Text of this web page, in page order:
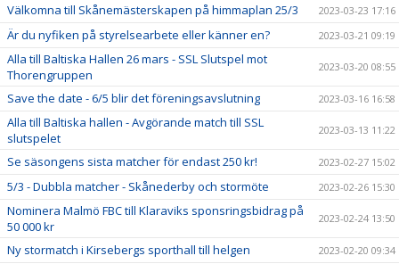
Välkomna till Skånemästerskapen på himmaplan 25/3 2023-03-23 17:16
Är du nyfiken på styrelsearbete eller känner en? 2023-03-21 09:19
Alla till Baltiska Hallen 26 mars - SSL Slutspel mot
Thorengruppen
2023-03-20 08:55
Save the date - 6/5 blir det föreningsavslutning 2023-03-16 16:58
Alla till Baltiska hallen - Avgörande match till SSL
slutspelet
2023-03-13 11:22
Se säsongens sista matcher för endast 250 kr! 2023-02-27 15:02
5/3 - Dubbla matcher - Skånederby och stormöte 2023-02-26 15:30
Nominera Malmö FBC till Klaraviks sponsringsbidrag på
50 000 kr
2023-02-24 13:50
Ny stormatch i Kirsebergs sporthall till helgen 2023-02-20 09:34